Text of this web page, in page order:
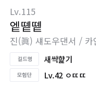
Lv.115
엩똍똍
진(眞) 섀도우댄서 / 카
새싹햝기
Lv.42 ㅇㄸㄸ